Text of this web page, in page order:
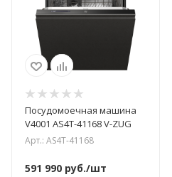
Посудомоечная машина
V4001 AS4T-41168 V-ZUG
Арт.: AS4T-41168
591 990 руб./шт